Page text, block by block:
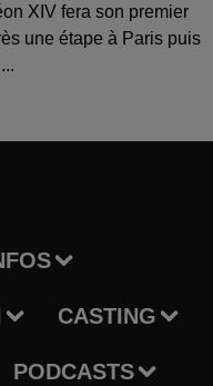
XIV fera son premier
une étape à Paris puis
CASTING
PODCASTS